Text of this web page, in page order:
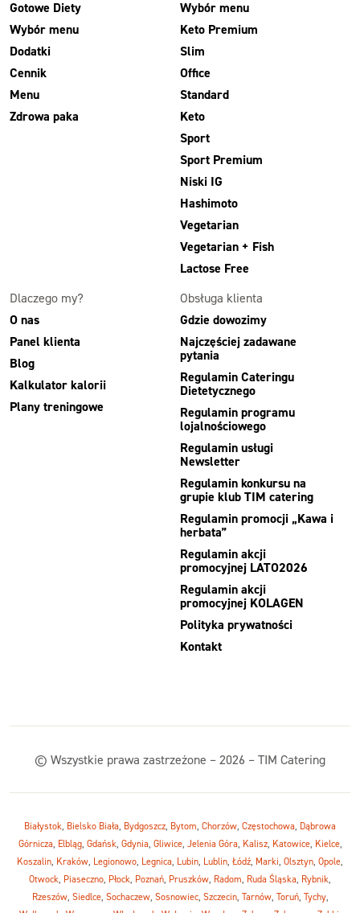
Gotowe Diety
Wybór menu
Dodatki
Cennik
Menu
Zdrowa paka
Wybór menu
Keto Premium
Slim
Office
Standard
Keto
Sport
Sport Premium
Niski IG
Hashimoto
Vegetarian
Vegetarian + Fish
Lactose Free
Dlaczego my?
O nas
Panel klienta
Blog
Kalkulator kalorii
Plany treningowe
Obsługa klienta
Gdzie dowozimy
Najczęściej zadawane
pytania
Regulamin Cateringu
Dietetycznego
Regulamin programu
lojalnościowego
Regulamin usługi
Newsletter
Regulamin konkursu na
grupie klub TIM catering
Regulamin promocji „Kawa i
herbata”
Regulamin akcji
promocyjnej LATO2026
Regulamin akcji
promocyjnej KOLAGEN
Polityka prywatności
Kontakt
© Wszystkie prawa zastrzeżone – 2026 – TIM Catering
Białystok, Bielsko Biała, Bydgoszcz, Bytom, Chorzów, Częstochowa, Dąbrowa
Górnicza, Elbląg, Gdańsk, Gdynia, Gliwice, Jelenia Góra, Kalisz, Katowice, Kielce,
Koszalin, Kraków, Legionowo, Legnica, Lubin, Lublin, Łódź, Marki, Olsztyn, Opole,
Otwock, Piaseczno, Płock, Poznań, Pruszków, Radom, Ruda Śląska, Rybnik,
Rzeszów, Siedlce, Sochaczew, Sosnowiec, Szczecin, Tarnów, Toruń, Tychy,